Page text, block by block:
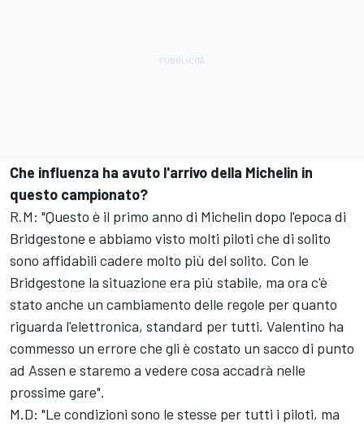
Che influenza ha avuto l'arrivo della Michelin in
questo campionato?
R.M: "Questo è il primo anno di Michelin dopo l'epoca di
Bridgestone e abbiamo visto molti piloti che di solito
sono affidabili cadere molto più del solito. Con le
Bridgestone la situazione era più stabile, ma ora c'è
stato anche un cambiamento delle regole per quanto
riguarda l'elettronica, standard per tutti. Valentino ha
commesso un errore che gli è costato un sacco di punto
ad Assen e staremo a vedere cosa accadrà nelle
prossime gare".
M.D: "Le condizioni sono le stesse per tutti i piloti, ma